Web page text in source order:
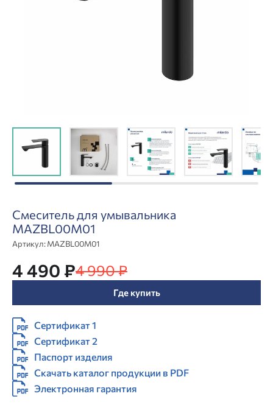
Смеситель для умывальника
MAZBL00M01
Артикул:MAZBL00M01
4 490 ₽4 990 ₽
Где купить
Сертификат 1
Сертификат 2
Паспорт изделия
Скачать каталог продукции в PDF
Электронная гарантия